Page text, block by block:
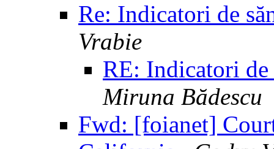
Re: Indicatori de
Vrabie
RE: Indicatori de
Miruna Bădescu
Fwd: [foianet]